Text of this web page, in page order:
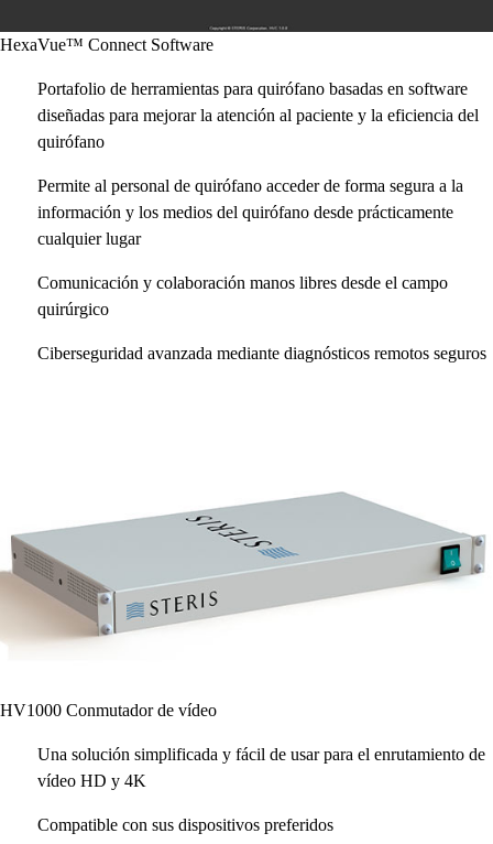
HexaVue™ Connect Software
Portafolio de herramientas para quirófano basadas en software
diseñadas para mejorar la atención al paciente y la eficiencia del
quirófano
Permite al personal de quirófano acceder de forma segura a la
información y los medios del quirófano desde prácticamente
cualquier lugar
Comunicación y colaboración manos libres desde el campo
quirúrgico
Ciberseguridad avanzada mediante diagnósticos remotos seguros
HV1000 Conmutador de vídeo
Una solución simplificada y fácil de usar para el enrutamiento de
vídeo HD y 4K
Compatible con sus dispositivos preferidos